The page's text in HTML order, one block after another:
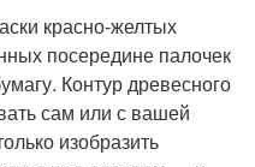
красно-желтых
посередине палочек
Контур древесного
сам или с вашей
изобразить